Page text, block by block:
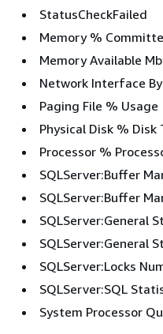
StatusCheckFailed
Memory %
Memory Available
Network Interface
Paging File % Usage
Physical Disk % Disk
Processor %
SQLServer:Buffer
SQLServer:Buffer
SQLServer:General
SQLServer:General
SQLServer:Locks
SQLServer:SQL
System Processor